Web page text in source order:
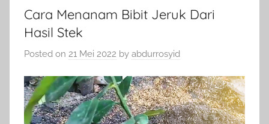
Cara Menanam Bibit Jeruk Dari
Hasil Stek
Posted on 21 Mei 2022 by abdurrosyid